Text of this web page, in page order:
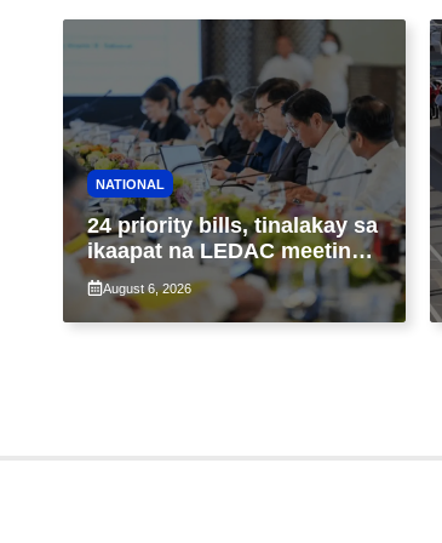
NATIONAL
24 priority bills, tinalakay sa
ikaapat na LEDAC meeting
sa pangunguna ni PBBM
August 6, 2026